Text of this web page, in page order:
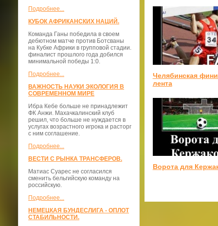
Подробнее...
КУБОК АФРИКАНСКИХ НАЦИЙ.
Команда Ганы победила в своем
дебютном матче против Ботсваны
на Кубке Африки в групповой стадии.
финалист прошлого года добился
минимальной победы 1:0.
Подробнее...
ВАЖНОСТЬ НАУКИ ЭКОЛОГИЯ В
СОВРЕМЕННОМ МИРЕ
Ибра Кебе больше не принадлежит
ФК Анжи. Махачкалинский клуб
решил, что больше не нуждается в
услугах возрастного игрока и расторг
с ним соглашение.
Подробнее...
ВЕСТИ С РЫНКА ТРАНСФЕРОВ.
Матиас Суарес не согласился
сменить бельгийскую команду на
российскую.
Подробнее...
НЕМЕЦКАЯ БУНДЕСЛИГА - ОПЛОТ
СТАБИЛЬНОСТИ.
Челябинская
лента
Ворота для